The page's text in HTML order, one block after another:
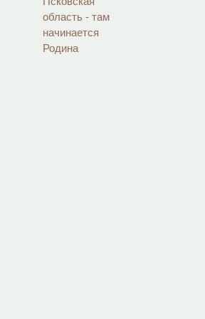
область - там
начинается
Родина